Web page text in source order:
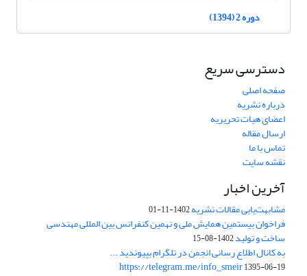
دوره 2 (1394)
دسترسی سریع
صفحه اصلی
درباره نشریه
اعضای هیات تحریریه
ارسال مقاله
تماس با ما
نقشه سایت
آخرین اخبار
مشابهت‌یابی مقالات نشریه1402-11-01
فراخوان بیستمین همایش ملی و نهمین کنفرانس بین المللی مهندسی
ساخت و تولید1402-08-15
به کانال اطلاع رسانی انجمن در تلگرام بپیوندید ...
https://telegram.me/info_smeir1395-06-19